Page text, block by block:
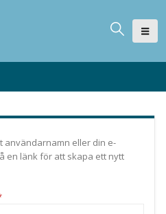
användarnamn eller din e-
en länk för att skapa ett nytt
Obligatoriskt